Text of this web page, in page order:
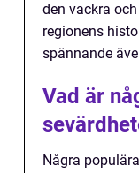
den vackra
regionens
spännande
Vad är
Några